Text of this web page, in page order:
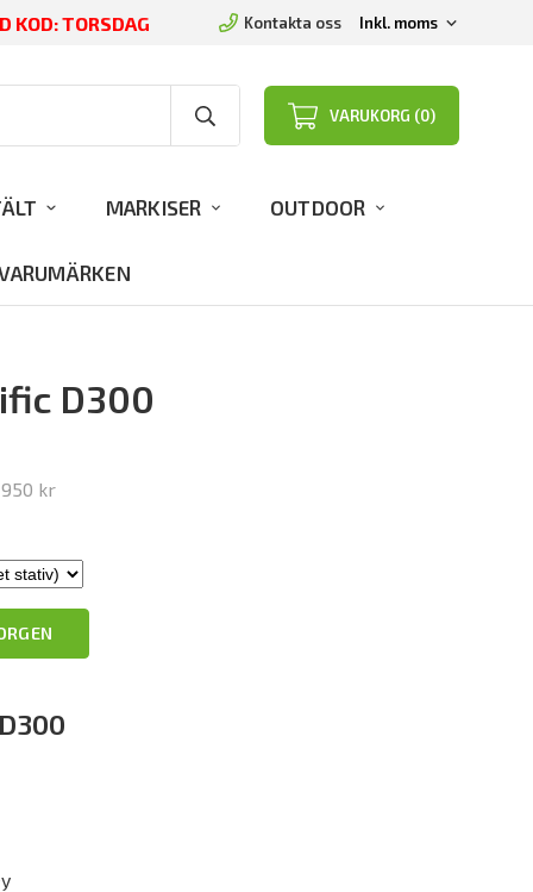
TORSDAG Kontakta oss
VARUKORG (0)
MARKISER OUTDOOR
D300
950 kr